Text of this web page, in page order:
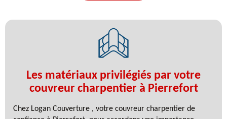
Les matériaux privilégiés par votre
couvreur charpentier à Pierrefort
Chez Logan Couverture , votre couvreur charpentier de